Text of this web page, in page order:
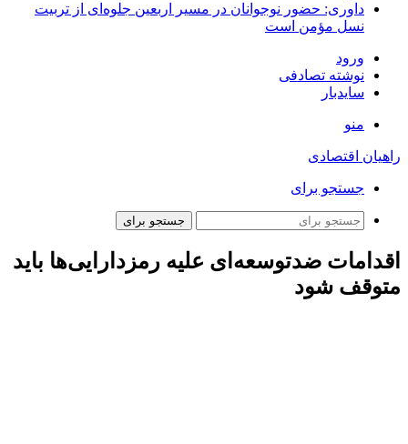
داوری: حضور نوجوانان در مسیر اربعین جلوه‌ای از تربیت
نسل مؤمن است
ورود
نوشته تصادفی
سایدبار
منو
راهیان اقتصادی
جستجو برای
جستجو برای
اقدامات ضدتوسعه‌ای علیه رمزدارایی‌ها باید
متوقف شود